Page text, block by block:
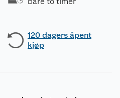
120 dagers åpent
kjøp